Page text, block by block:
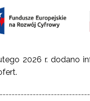
2026 r. dodano